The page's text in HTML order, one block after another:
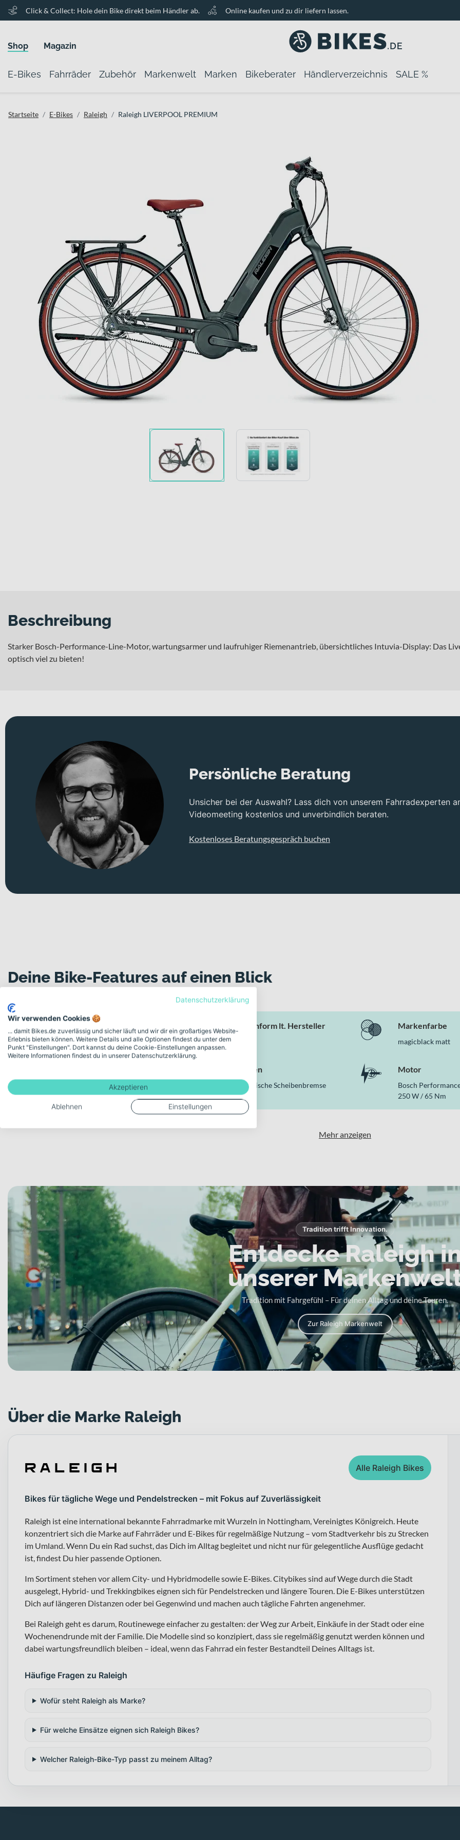
Click & Collect: Hole dein Bike direkt beim Händler ab. Online kaufen und zu dir liefern lassen.
Shop Magazin
E-Bikes Fahrräder Zubehör Markenwelt Marken Bikeberater Händlerverzeichnis SALE %
Startseite E-Bikes Raleigh Raleigh LIVERPOOL PREMIUM
Beschreibung
Starker Bosch-Performance-Line-Motor, wartungsarmer und laufruhiger Riemenantrieb, übersichtliches Intuvia-Display: Das
optisch viel zu bieten!
Persönliche Beratung
Unsicher bei der Auswahl? Lass dich von unserem Fahrradexperten
Videomeeting kostenlos und unverbindlich beraten.
Kostenloses Beratungsgespräch buchen
Deine Bike-Features auf einen Blick
Modellserie Bezeichnung
LIVERPOOL PREMIUM
Rahmenform lt. Hersteller
Wave
Markenfarbe
magicblack matt
Nabenschaltung
Bremsen
Hydraulische Scheibenbremse
Motor
Bosch
250 W / 65 Nm
Mehr anzeigen
Tradition trifft Innovation.
Entdecke Raleigh
unserer
Tradition mit Fahrgefühl – Für deinen Alltag und deine Touren.
Zur Raleigh Markenwelt
Über die Marke Raleigh
Alle Raleigh Bikes
Bikes für tägliche Wege und Pendelstrecken – mit Fokus auf Zuverlässigkeit
Raleigh ist eine international bekannte Fahrradmarke mit Wurzeln in Nottingham, Vereinigtes Königreich. Heute
konzentriert sich die Marke auf Fahrräder und E-Bikes für regelmäßige Nutzung – vom Stadtverkehr bis zu Strecken
im Umland. Wenn Du ein Rad suchst, das Dich im Alltag begleitet und nicht nur für gelegentliche Ausflüge gedacht
ist, findest Du hier passende Optionen.
Im Sortiment stehen vor allem City- und Hybridmodelle sowie E-Bikes. Citybikes sind auf Wege durch die Stadt
ausgelegt, Hybrid- und Trekkingbikes eignen sich für Pendelstrecken und längere Touren. Die E-Bikes unterstützen
Dich auf längeren Distanzen oder bei Gegenwind und machen auch tägliche Fahrten angenehmer.
Bei Raleigh geht es darum, Routinewege einfacher zu gestalten: der Weg zur Arbeit, Einkäufe in der Stadt oder eine
Wochenendrunde mit der Familie. Die Modelle sind so konzipiert, dass sie regelmäßig genutzt werden können und
dabei wartungsfreundlich bleiben – ideal, wenn das Fahrrad ein fester Bestandteil Deines Alltags ist.
Häufige Fragen zu Raleigh
Wofür steht Raleigh als Marke?
Für welche Einsätze eignen sich Raleigh Bikes?
Welcher Raleigh-Bike-Typ passt zu meinem Alltag?
Datenschutzerklärung
Wir verwenden Cookies 🍪
... damit Bikes.de zuverlässig und sicher läuft und wir dir ein großartiges Website-
Erlebnis bieten können. Weitere Details und alle Optionen findest du unter dem
Punkt "Einstellungen". Dort kannst du deine Cookie-Einstellungen anpassen.
Weitere Informationen findest du in unserer Datenschutzerklärung.
Akzeptieren
Ablehnen Einstellungen